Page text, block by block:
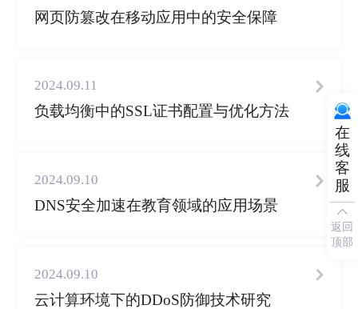
网页防篡改在移动应用中的安全保障
2024.09.11
负载均衡中的SSL证书配置与优化方法
2024.09.10
DNS安全加速在教育领域的应用场景
2024.09.10
云计算环境下的DDoS防御技术研究
在
线
客
服
返回
顶部